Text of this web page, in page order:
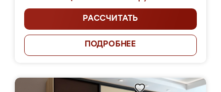
РАССЧИТАТЬ
ПОДРОБНЕЕ